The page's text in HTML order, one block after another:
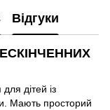
Відгуки
дітей із
Мають просторий